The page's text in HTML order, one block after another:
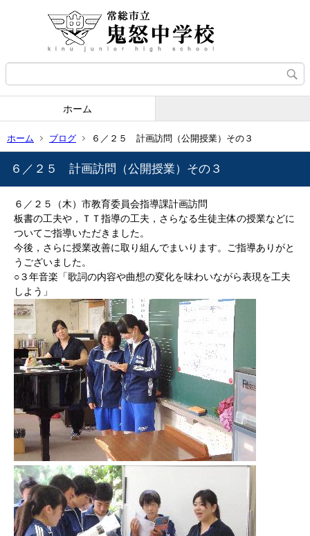
ホーム
ホーム ブログ ６／２５ 計画訪問（公開授業）その３
６／２５ 計画訪問（公開授業）その３
６／２５（木）市教育委員会指導課計画訪問
板書の工夫や，ＴＴ指導の工夫，さらなる生徒主体の授業などに
ついてご指導いただきました。
今後，さらに授業改善に取り組んでまいります。ご指導ありがと
うございました。
○３年音楽「歌詞の内容や曲想の変化を味わいながら表現を工夫
しよう」